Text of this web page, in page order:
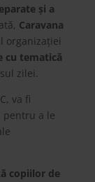
și a
Caravana
organizației
cu tematică
zilei.
va fi
pentru a le
copiilor de